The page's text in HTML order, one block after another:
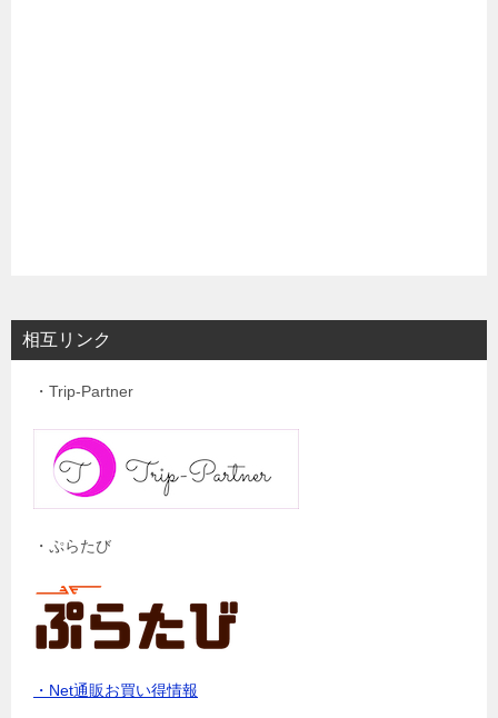
相互リンク
・Trip-Partner
・ぷらたび
・Net通販お買い得情報